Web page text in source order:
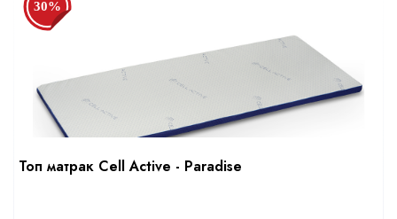
30%
Топ матрак Cell Active - Paradise